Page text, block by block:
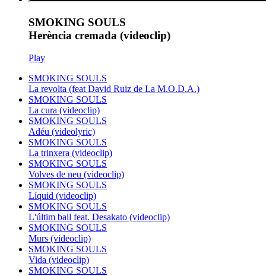
SMOKING SOULS
Herència cremada (videoclip)
Play
SMOKING SOULS
La revolta (feat David Ruiz de La M.O.D.A.)
SMOKING SOULS
La cura (videoclip)
SMOKING SOULS
Adéu (videolyric)
SMOKING SOULS
La trinxera (videoclip)
SMOKING SOULS
Volves de neu (videoclip)
SMOKING SOULS
Líquid (videoclip)
SMOKING SOULS
L'últim ball feat. Desakato (videoclip)
SMOKING SOULS
Murs (videoclip)
SMOKING SOULS
Vida (videoclip)
SMOKING SOULS